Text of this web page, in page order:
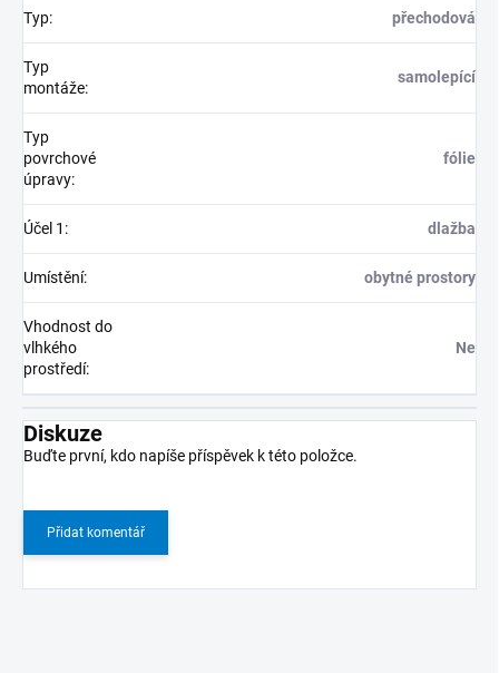
Typ: přechodová
Typ
montáže:
samolepící
Typ
povrchové
úpravy:
fólie
Účel 1 : dlažba
Umístění: obytné prostory
Vhodnost do
vlhkého
prostředí:
Ne
Diskuze
Buďte první, kdo napíše příspěvek k této položce.
Přidat komentář